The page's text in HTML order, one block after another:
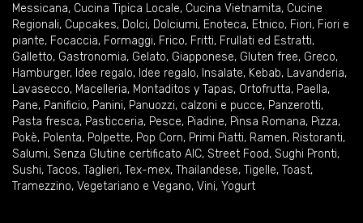
Messicana, Cucina Tipica Locale, Cucina Vietnamita, Cucine
Regionali, Cupcakes, Dolci, Dolciumi, Enoteca, Etnico, Fiori, Fiori e
piante, Focaccia, Formaggi, Frico, Fritti, Frullati ed Estratti,
Galletto, Gastronomia, Gelato, Giapponese, Gluten free, Greco,
Hamburger, Idee regalo, Idee regalo, Insalate, Kebab, Lavanderia,
Lavasecco, Macelleria, Montaditos y Tapas, Ortofrutta, Paella,
Pane, Panificio, Panini, Panuozzi, calzoni e pucce, Panzerotti,
Pasta fresca, Pasticceria, Pesce, Piadine, Pinsa Romana, Pizza,
Pokè, Polenta, Polpette, Pop Corn, Primi Piatti, Ramen, Ristoranti,
Salumi, Senza Glutine certificato AIC, Street Food, Sughi Pronti,
Sushi, Tacos, Taglieri, Tex-mex, Thailandese, Tigelle, Toast,
Tramezzino, Vegetariano e Vegano, Vini, Yogurt